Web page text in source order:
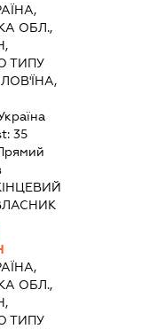
ОБЛ.,
ТИПУ
35
ОБЛ.,
ТИПУ